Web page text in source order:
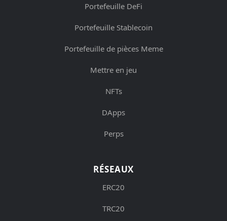
Portefeuille DeFi
Portefeuille Stablecoin
Portefeuille de pièces Meme
Mettre en jeu
NFTs
DApps
Perps
RÉSEAUX
ERC20
TRC20